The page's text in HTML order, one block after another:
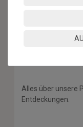
BESUCHEN
Alles über unsere
Entdeckungen.